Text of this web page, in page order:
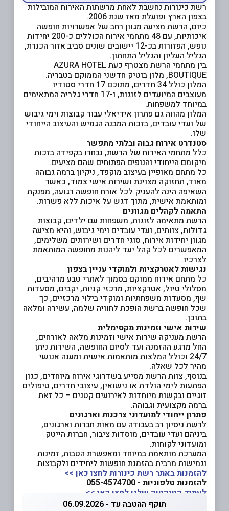
רשת כינורות נחשבת לאחת מרשתות האירוח המובילות
בצפון הארץ ופועלת מאז שנת 2006.
כיום, הרשת מציעה מגוון רחב של אפשרויות חופשה
איכותיות, עם 48 מתחמי אירוח הכוללים כ-200 יחידות
נופש, הפזורות בכ-12 יישובים שונים סביב אזור הכנרת,
הגליל העליון והגליל התחתון.
בין מתחמי הרשת מצטרף כעת AZURA HOTEL
BOUTIQUE, מלון בוטיק חדשני הממוקם בטבריה.
המלון כולל 34 חדרים, מתוכם 17 חדרי סטודיו
מעוצבים המיועדים לזוגות, ו-17 חדרי גלריה המתאימים
במיוחד למשפחות.
המלון מהווה גם פתרון אידיאלי עבור קבוצות וימי גיבוש
של ועדי עובדים, בזכות המבנה הגמיש והעיצוב הייחודי
שלו.
סטנדרט אירוח גבוה ובלתי מתפשר
כלל מתחמי האירוח של הרשת, נבחרו בקפידה בזכות
מיקומם הייחודי והנופים הפתוחים שהם מציעים.
כל מתחם מאופיין בעיצוב מוקפד, ניקיון ברמה גבוהה
מאוד, תחזוקה מצוינת ושירות אישי צמוד, כאשר
השאיפה הינה להעניק לכל אורח חופשה רגועה, מפנקת
ומותאמת אישית, מתוך דגש על איכות ללא פשרות.
התאמה לקהלים מגוונים
הרשת מתאימה לזוגות, משפחות עם ילדים, קבוצות
גדולות, צוותים, ועדי עובדים וימי גיבוש, והיא מציעה
מגוון יחידות אירוח, סוגי חדרים ושירותים משלימים,
המאפשרים לכל קהל יעד ליהנות מחופשה המותאמת
לצרכיו.
נגישות לאטרקציות ולמוקדי עניין בצפון
כל מתחם אירוח ממוקם בסמוך לאתרי טבע מרהיבים,
מסלולי טיול, אטרקציות, מרכזי קניות, יקבים, מסעדות
שף, מסעדות משפחתיות ומוקדי בילוי מרכזיים, כך
שכל חופשה ברשת הופכת לחוויה שלמה, עשירה ומלאה
בתוכן.
שירות אישי וזמינות מקסימלית
הרשת מעניקה שירות אישי וזמינות מלאה לאורחים,
החל מרגע ההזמנה ועד לסיום החופשה, השירות ניתן
24/7 וכולל המלצות מותאמות אישית ומענה אנושי
מהיר לכל שאלה.
בנוסף, צוות הרשת מסייע בשדרוגי אירוח מיוחדים, כגון
הפתעות לימי הולדת או נישואין, עיצובי חדרים, טיפולים
זוגיים ובקשות מיוחדות לאירועים קטנים – כל זאת
ברמה מקצועית וגבוהה.
פתרון ייחודי למועדוני צרכנות וארגונים
לרשת ניסיון רב בעבודה עם מאות חברות וארגונים,
ביניהם ועדי עובדים, מוסדות ציבור, חברות הייטק
ומועדוני לקוחות.
המערכת מותאמת במיוחד ומאפשרת הטבות, זמינות
וגמישות מרבית בהזמנת חופשות ליחידים ולקבוצות.
להזמנות באתר רשת כינורות לחצו כאן >>
להזמנות טלפוניות - 055-4574700
לעמוד הטיקטוק שלנו לחצו כאן >>
תוקף ההטבה עד - 06.09.2026